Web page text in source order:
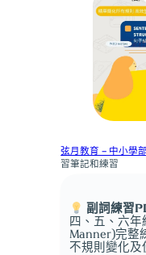
弦月教育 – 中小學
習筆記和練習
副詞練習
四、五、六
Manner)完整
不規則變化及